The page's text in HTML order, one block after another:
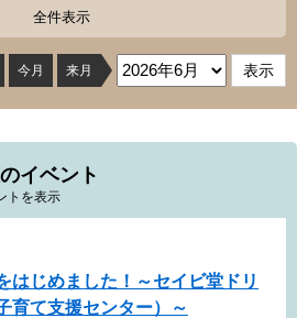
全件表示
今月 来月
イベント
トを表示
はじめました！～セイビ堂ドリ
育て支援センター）～